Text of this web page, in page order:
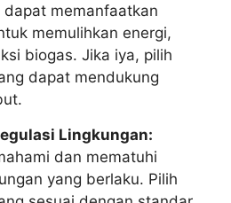
dapat memanfaatkan
memulihkan energi,
biogas. Jika iya, pilih
dapat mendukung
Lingkungan:
dan mematuhi
yang berlaku. Pilih